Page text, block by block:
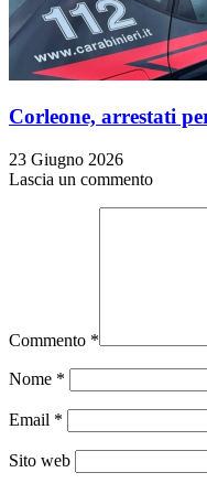
Corleone, arrestati
23 Giugno 2026
Lascia un commento
Commento *
Nome *
Email *
Sito web